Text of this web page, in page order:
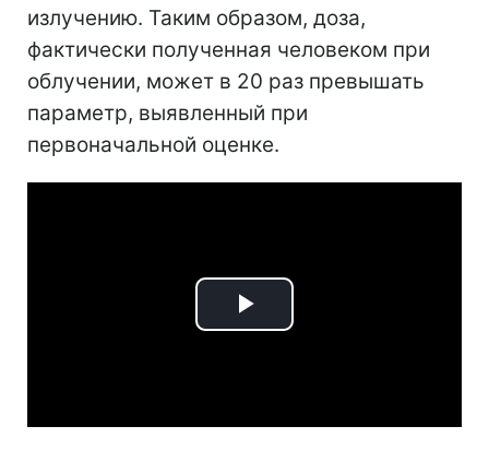
излучению. Таким образом, доза,
фактически полученная человеком при
облучении, может в 20 раз превышать
параметр, выявленный при
первоначальной оценке.
Play